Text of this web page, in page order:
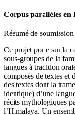
Corpus parallèles en
Résumé de soumission
Ce projet porte sur la
sous-groupes de la
langues à tradition
composés de textes et
des textes dont la
identique) d’une
récits mythologiques
l’Himalaya. Un